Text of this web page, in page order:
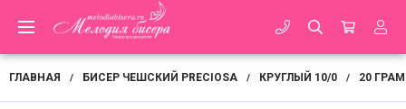
ГЛАВНАЯ / БИСЕР ЧЕШСКИЙ PRECIOSA / КРУГЛЫЙ 10/0 / 20